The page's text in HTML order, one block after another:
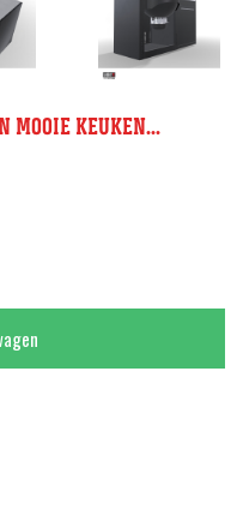
MOOIE KEUKEN...